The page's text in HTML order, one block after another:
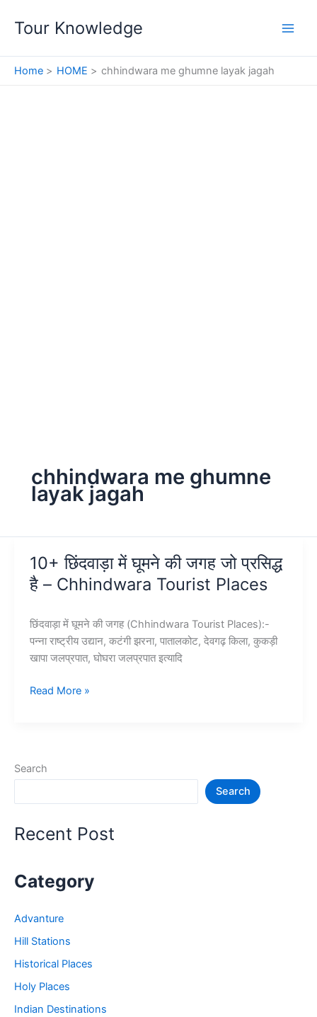
Tour Knowledge
Home HOME chhindwara me ghumne layak jagah
chhindwara me ghumne
layak jagah
10+ छिंदवाड़ा में घूमने की जगह जो प्रसिद्ध
है – Chhindwara Tourist Places
छिंदवाड़ा में घूमने की जगह (Chhindwara Tourist Places):-
पन्ना राष्ट्रीय उद्यान, कटंगी झरना, पातालकोट, देवगढ़ किला, कुकड़ी
खापा जलप्रपात, घोघरा जलप्रपात इत्यादि
10+
जगह
–
Tourist
Places
Read More »
Search
Search
Recent Post
Category
Advanture
Hill Stations
Historical Places
Holy Places
Indian Destinations